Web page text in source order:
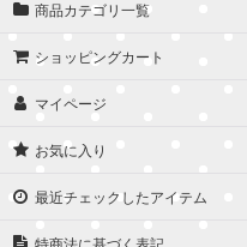
商品カテゴリ一覧
ショッピングカート
マイページ
お気に入り
最近チェックしたアイテム